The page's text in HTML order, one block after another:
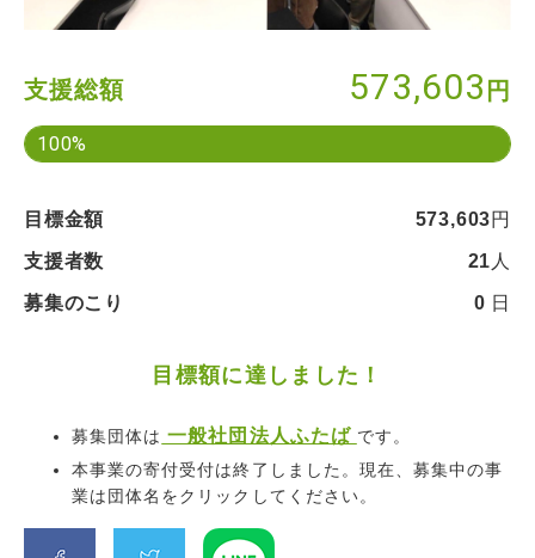
支援総額 573,603 円
100%
目標金額 573,603円
支援者数 21 人
募集のこり 0 日
目標額に達しました！
募集団体は 一般社団法人ふたば です。
本事業の寄付受付は終了しました。現在、募集中の事
業は団体名をクリックしてください。